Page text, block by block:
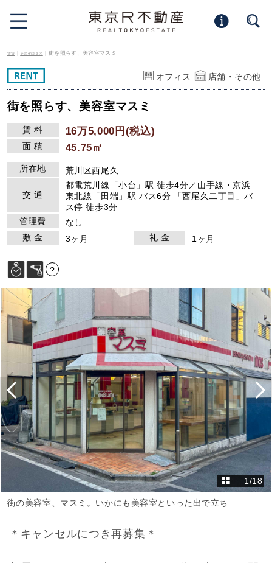
賃貸 |その他２３区 | 街を照らす、美容室マスミ
オフィス 店舗・その他
街を照らす、美容室マスミ
賃 料 16万5,000円(税込)
面 積 45.75㎡
所在地 荒川区西尾久
交 通
都電荒川線「小台」駅 徒歩4分／山手線・京浜
東北線「田端」駅 バス6分 「西尾久二丁目」バ
ス停 徒歩3分
管理費
なし
敷 金
3ヶ月 礼 金 1ヶ月
?
1/18
街の美容室、マスミ。いかにも美容室といった出で立ち
＊キャンセルにつき再募集＊